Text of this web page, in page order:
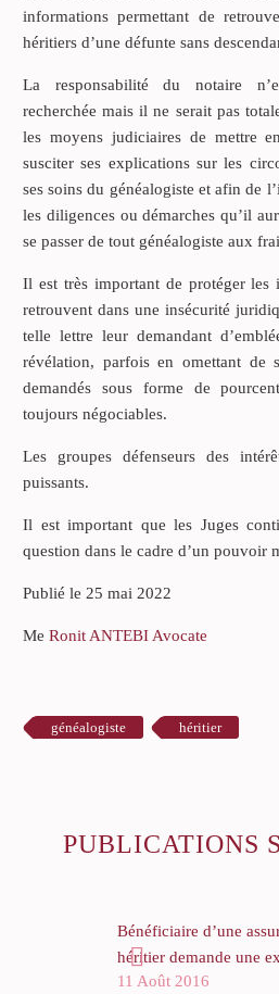
informations permettant de
héritiers d’une défunte sans
La responsabilité du notaire
recherchée mais il ne serait pas
les moyens judiciaires de mettre
susciter ses explications sur les
ses soins du généalogiste et afin de
les diligences ou démarches qu’il
se passer de tout généalogiste aux
Il est très important de protéger les
retrouvent dans une insécurité
telle lettre leur demandant
révélation, parfois en omettant de
demandés sous forme de
toujours négociables.
Les groupes défenseurs des
puissants.
Il est important que les Juges
question dans le cadre d’un pouvoir
Publié le 25 mai 2022
Me Ronit ANTEBI Avocate
généalogiste héritier
PUBLICATIONS
Bénéficiaire d’une
héritier demande une
médicale
11 Août 2016